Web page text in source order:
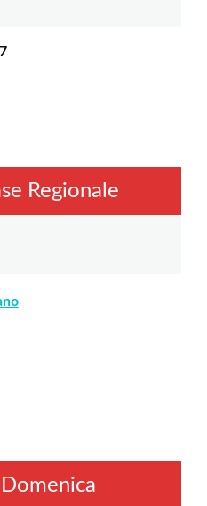
Regionale